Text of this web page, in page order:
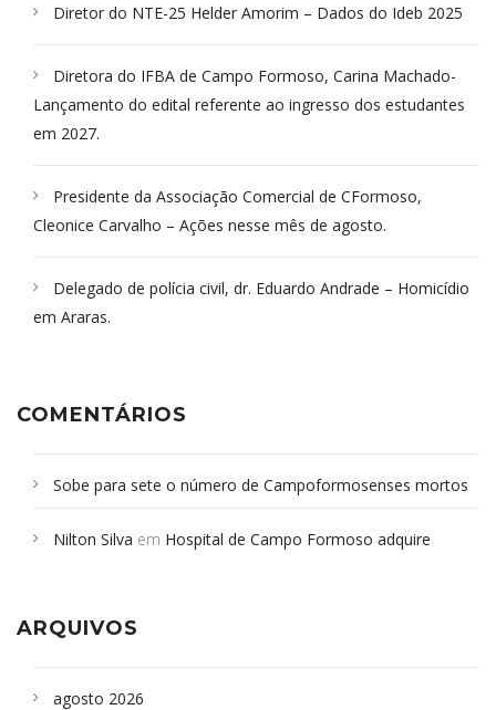
Diretor do NTE-25 Helder Amorim – Dados do Ideb 2025
Diretora do IFBA de Campo Formoso, Carina Machado-
Lançamento do edital referente ao ingresso dos estudantes
em 2027.
Presidente da Associação Comercial de CFormoso,
Cleonice Carvalho – Ações nesse mês de agosto.
Delegado de polícia civil, dr. Eduardo Andrade – Homicídio
em Araras.
COMENTÁRIOS
Sobe para sete o número de Campoformosenses mortos
Campoformosenses que morreram em desabamentos são
Nilton Silva em Hospital de Campo Formoso adquire
ARQUIVOS
agosto 2026